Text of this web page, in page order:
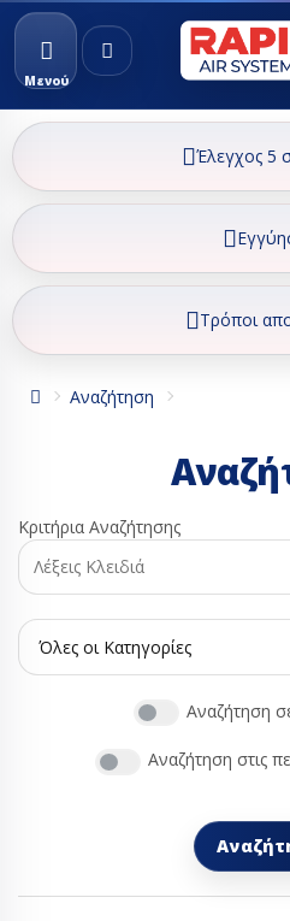
Μενού
Έλεγχος 5
Τρόποι
Αναζήτηση
Κριτήρια Αναζήτησης
Αναζήτηση
Αναζήτηση στις